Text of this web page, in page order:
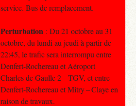
service. Bus de remplacement.
Perturbation : Du 21 octobre au 31
octobre, du lundi au jeudi à partir de
22:45, le trafic sera interrompu entre
Denfert-Rochereau et Aéroport
Charles de Gaulle 2 – TGV, et entre
Denfert-Rochereau et Mitry – Claye en
raison de travaux.